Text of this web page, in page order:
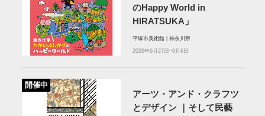
のHappy World in
HIRATSUKA」
平塚市美術館 | 神奈川県
2026年6月27日~9月6日
開催中
アーツ・アンド・クラフツ
とデザイン ｜そして民藝